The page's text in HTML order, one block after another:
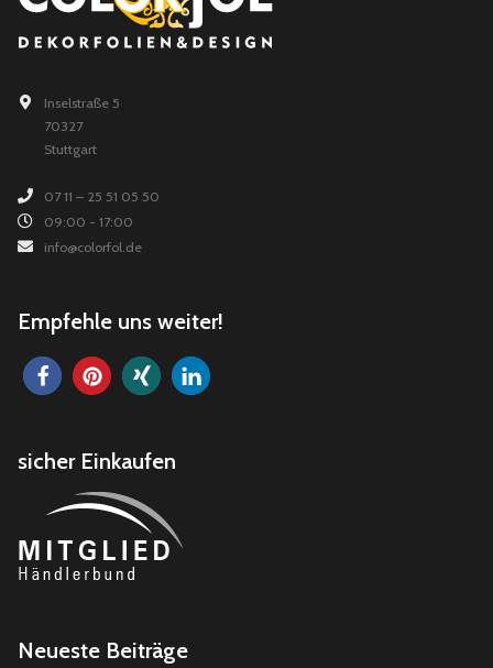
Inselstraße 5
70327
Stuttgart
07 11 – 25 51 05 50
09:00 - 17:00
info@colorfol.de
Empfehle uns weiter!
sicher Einkaufen
Neueste Beiträge